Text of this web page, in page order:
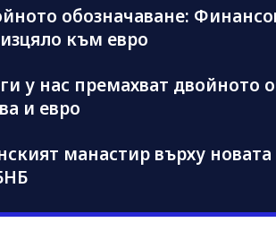
обозначаване:
към евро
у нас премахват двойното
и евро
манастир върху